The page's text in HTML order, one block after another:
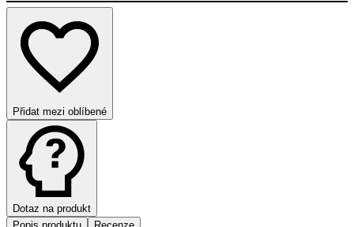
Přidat mezi oblíbené
Dotaz na produkt